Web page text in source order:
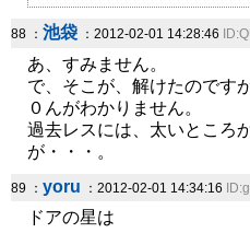
88 ： 池袋 ：2012-02-01 14:28:46
あ、すみません。
で、そこが、解けたのです
０んがわかりません。
過去レスには、太いところ
が・・・。
89 ： yoru ：2012-02-01 14:34:16
ドアの星は